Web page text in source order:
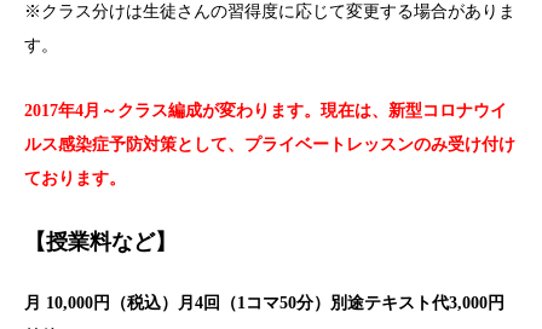
※クラス分けは生徒さんの習得度に応じて変更する場合がありま
す。
2017年4月～クラス編成が変わります。現在は、新型コロナウイ
ルス感染症予防対策として、プライベートレッスンのみ受け付け
ております。
【授業料など】
月 10,000円（税込）月4回（1コマ50分）別途テキスト代3,000円